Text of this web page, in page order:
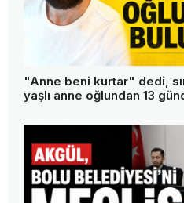
"Anne beni kurtar" dedi,
yaşlı anne oğlundan 13